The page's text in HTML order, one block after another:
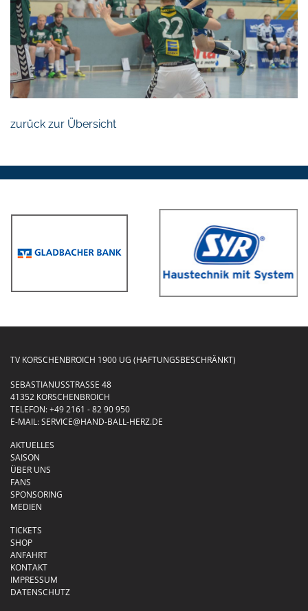
zurück zur Übersicht
TV KORSCHENBROICH 1900 UG (HAFTUNGSBESCHRÄNKT)
SEBASTIANUSSTRASSE 48
41352 KORSCHENBROICH
TELEFON:+49 2161 - 82 90 950
E-MAIL:SERVICE@HAND-BALL-HERZ.DE
AKTUELLES
SAISON
ÜBER UNS
FANS
SPONSORING
MEDIEN
TICKETS
SHOP
ANFAHRT
KONTAKT
IMPRESSUM
DATENSCHUTZ